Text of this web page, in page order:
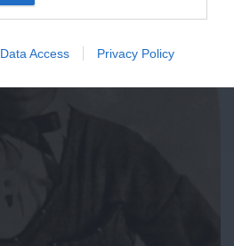
Data Access Privacy Policy